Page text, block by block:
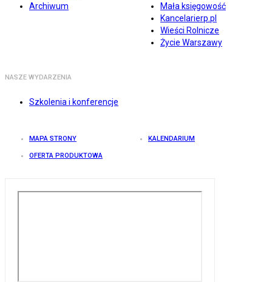
Archiwum
Mała księgowość
Kancelarierp.pl
Wieści Rolnicze
Życie Warszawy
NASZE WYDARZENIA
Szkolenia i konferencje
MAPA STRONY KALENDARIUM
OFERTA PRODUKTOWA